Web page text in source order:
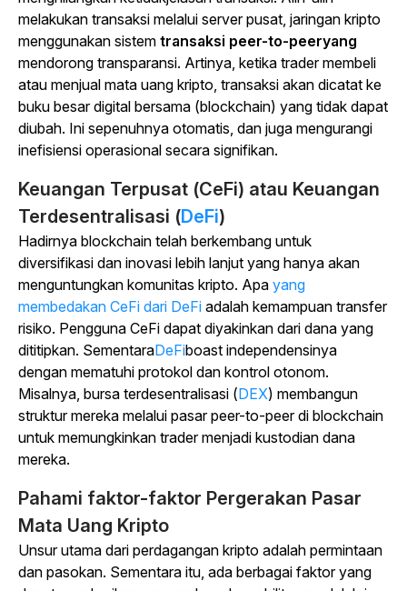
melakukan transaksi melalui server pusat, jaringan kripto
menggunakan sistem transaksi peer-to-peeryang
mendorong transparansi. Artinya, ketika trader membeli
atau menjual mata uang kripto, transaksi akan dicatat ke
buku besar digital bersama (blockchain) yang tidak dapat
diubah. Ini sepenuhnya otomatis, dan juga mengurangi
inefisiensi operasional secara signifikan.
Keuangan Terpusat (CeFi) atau Keuangan
Terdesentralisasi (DeFi)
Hadirnya blockchain telah berkembang untuk
diversifikasi dan inovasi lebih lanjut yang hanya akan
menguntungkan komunitas kripto. Apa yang
membedakan CeFi dari DeFi adalah kemampuan transfer
risiko. Pengguna CeFi dapat diyakinkan dari dana yang
dititipkan. SementaraDeFiboast independensinya
dengan mematuhi protokol dan kontrol otonom.
Misalnya, bursa terdesentralisasi (DEX) membangun
struktur mereka melalui pasar peer-to-peer di blockchain
untuk memungkinkan trader menjadi kustodian dana
mereka.
Pahami faktor-faktor Pergerakan Pasar
Mata Uang Kripto
Unsur utama dari perdagangan kripto adalah permintaan
dan pasokan. Sementara itu, ada berbagai faktor yang